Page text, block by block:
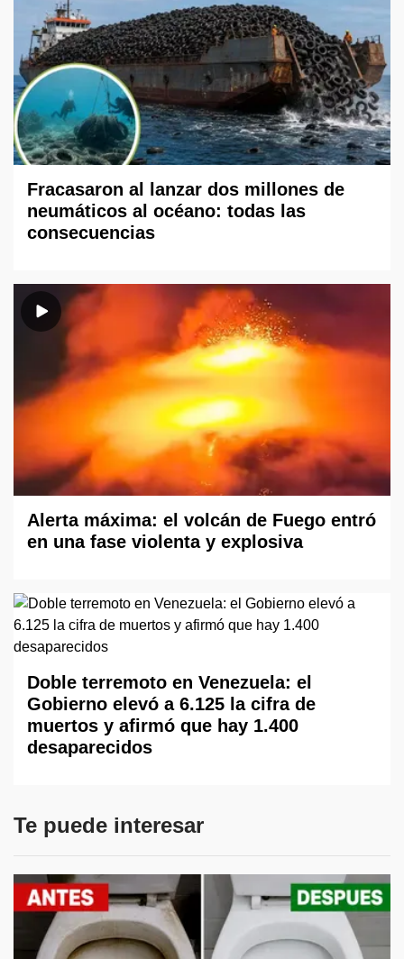
Fracasaron al lanzar dos millones de
neumáticos al océano: todas las
consecuencias
Alerta máxima: el volcán de Fuego entró
en una fase violenta y explosiva
Doble terremoto en Venezuela: el
Gobierno elevó a 6.125 la cifra de
muertos y afirmó que hay 1.400
desaparecidos
Te puede interesar